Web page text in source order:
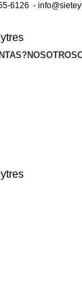
6126 -
NOSOTROS